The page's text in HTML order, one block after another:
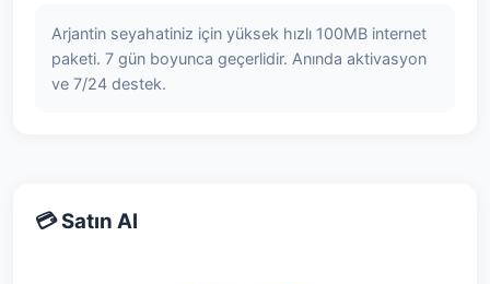
Arjantin seyahatiniz için yüksek hızlı 100MB internet
paketi. 7 gün boyunca geçerlidir. Anında aktivasyon
ve 7/24 destek.
💳 Satın Al